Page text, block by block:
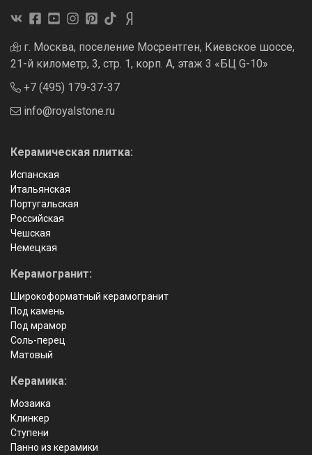
г. Москва, поселение Мосрентген, Киевское шоссе,
21-й километр, 3, стр. 1, корп. А, этаж 3 «БЦ G-10»
+7 (495) 179-37-37
info@royalstone.ru
Керамическая плитка:
Испанская
Итальянская
Португальская
Российская
Чешская
Немецкая
Керамогранит:
Широкоформатный керамогранит
Под камень
Под мрамор
Соль-перец
Матовый
Керамика:
Мозаика
Клинкер
Ступени
Панно из керамики